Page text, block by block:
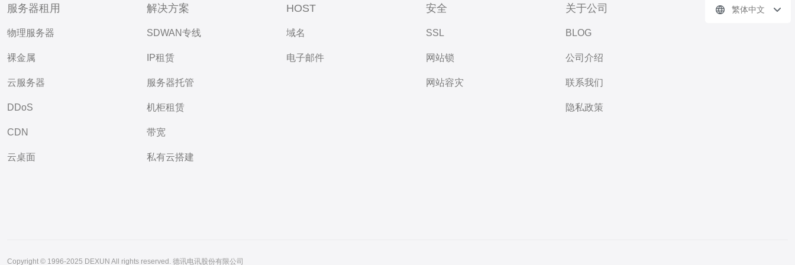
服务器租用
物理服务器
裸金属
云服务器
DDoS
CDN
云桌面
解决方案
SDWAN专线
IP租赁
服务器托管
机柜租赁
带宽
私有云搭建
HOST
域名
电子邮件
安全
SSL
网站锁
网站容灾
关于公司
BLOG
公司介绍
联系我们
隐私政策
繁体中文
Copyright © 1996-2025 DEXUN All rights reserved. 德讯电讯股份有限公司